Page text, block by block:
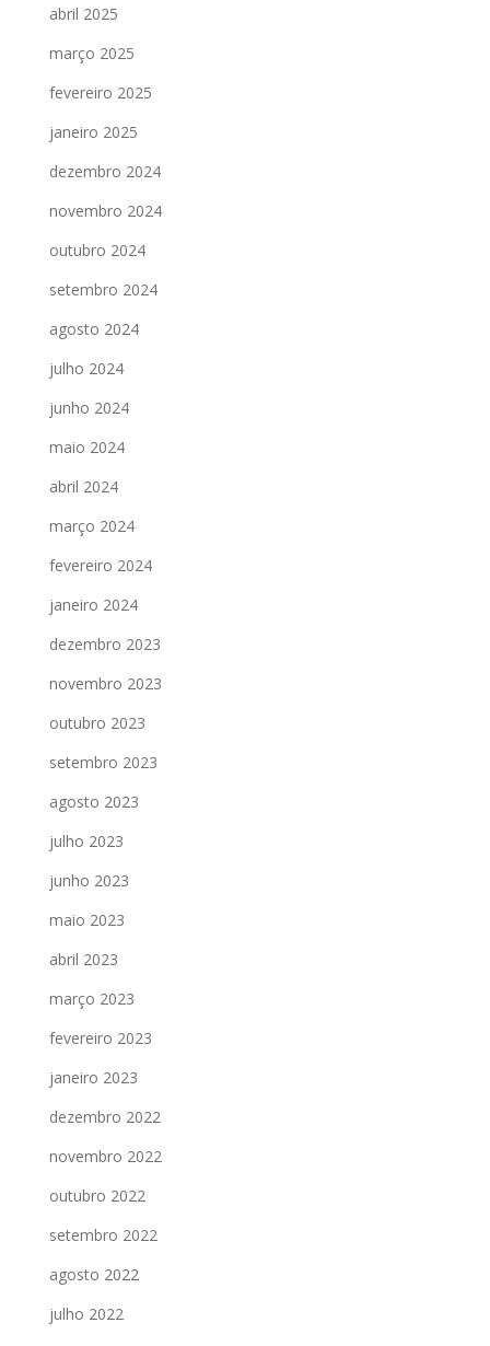
abril 2025
março 2025
fevereiro 2025
janeiro 2025
dezembro 2024
novembro 2024
outubro 2024
setembro 2024
agosto 2024
julho 2024
junho 2024
maio 2024
abril 2024
março 2024
fevereiro 2024
janeiro 2024
dezembro 2023
novembro 2023
outubro 2023
setembro 2023
agosto 2023
julho 2023
junho 2023
maio 2023
abril 2023
março 2023
fevereiro 2023
janeiro 2023
dezembro 2022
novembro 2022
outubro 2022
setembro 2022
agosto 2022
julho 2022